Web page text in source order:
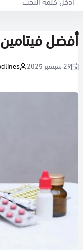
أفضل
29 سبتمبر 2025